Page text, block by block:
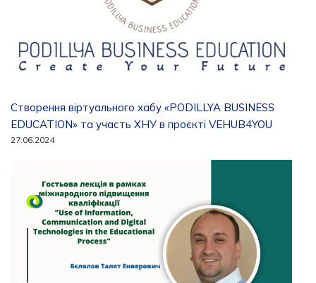
Створення віртуального хабу «PODILLYA BUSINESS
EDUCATION» та участь ХНУ в проєкті VEHUB4YOU
27.06.2024